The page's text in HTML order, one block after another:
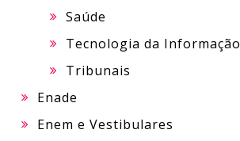
Saúde
Tecnologia da Informação
Tribunais
Enade
Enem e Vestibulares